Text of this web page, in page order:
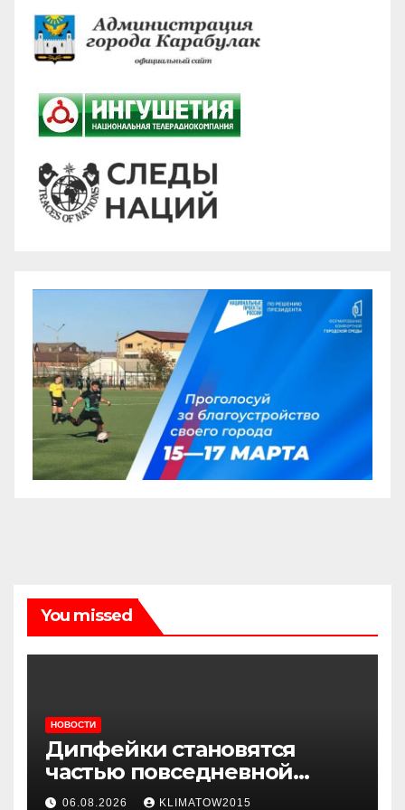
You missed
НОВОСТИ
Дипфейки становятся
частью повседневной
жизни: почему жителям
06.08.2026 KLIMATOW2015